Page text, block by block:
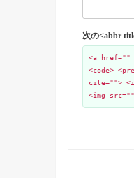
次の<abbr
<a
<code>
cite="">
<img